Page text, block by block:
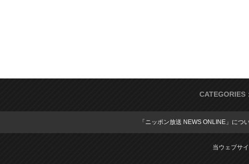
CATEGORIES
「ニッポン放送 NEWS ONLINE」につ
当ウェブサ